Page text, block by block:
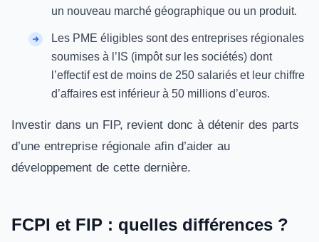
un nouveau marché géographique ou un produit.
Les PME éligibles sont des entreprises régionales
soumises à l’IS (impôt sur les sociétés) dont
l’effectif est de moins de 250 salariés et leur chiffre
d’affaires est inférieur à 50 millions d’euros.
Investir dans un FIP, revient donc à détenir des parts
d’une entreprise régionale afin d’aider au
développement de cette dernière.
FCPI et FIP : quelles différences ?